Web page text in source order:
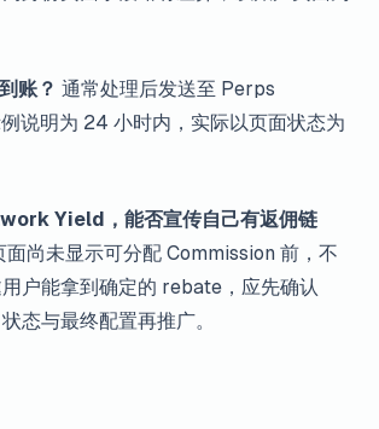
账？ 通常处理后发送至 Perps
说明为 24 小时内，实际以页面状态为
Yield，能否宣传自己有返佣链
面尚未显示可分配 Commission 前，不
户能拿到确定的 rebate，应先确认
态与最终配置再推广。